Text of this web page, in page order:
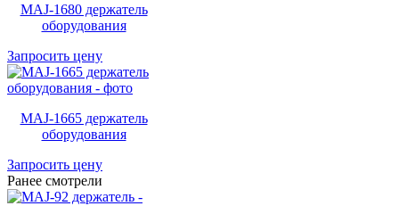
MAJ-1680 держатель
оборудования
Запросить цену
MAJ-1665 держатель
оборудования
Запросить цену
Ранее смотрели